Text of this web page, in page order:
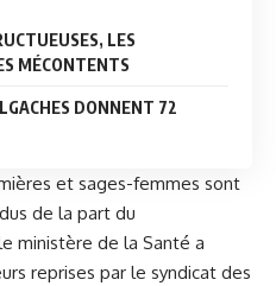
LES
MÉCONTENTS
DONNENT 72
et sages-femmes sont
de la part du
ministère de la Santé a
reprises par le syndicat des